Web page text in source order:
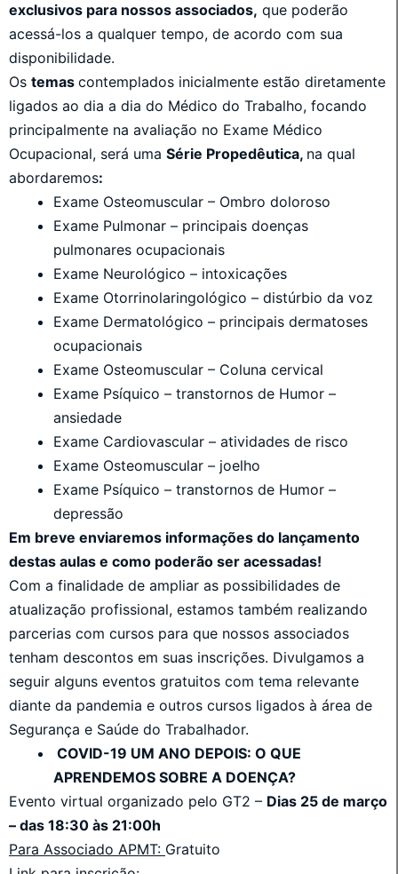
exclusivos para nossos associados, que poderão
acessá-los a qualquer tempo, de acordo com sua
disponibilidade.
Os temas contemplados inicialmente estão diretamente
ligados ao dia a dia do Médico do Trabalho, focando
principalmente na avaliação no Exame Médico
Ocupacional, será uma Série Propedêutica, na qual
abordaremos:
Exame Osteomuscular – Ombro doloroso
Exame Pulmonar – principais doenças
pulmonares ocupacionais
Exame Neurológico – intoxicações
Exame Otorrinolaringológico – distúrbio da voz
Exame Dermatológico – principais dermatoses
ocupacionais
Exame Osteomuscular – Coluna cervical
Exame Psíquico – transtornos de Humor –
ansiedade
Exame Cardiovascular – atividades de risco
Exame Osteomuscular – joelho
Exame Psíquico – transtornos de Humor –
depressão
Em breve enviaremos informações do lançamento
destas aulas e como poderão ser acessadas!
Com a finalidade de ampliar as possibilidades de
atualização profissional, estamos também realizando
parcerias com cursos para que nossos associados
tenham descontos em suas inscrições. Divulgamos a
seguir alguns eventos gratuitos com tema relevante
diante da pandemia e outros cursos ligados à área de
Segurança e Saúde do Trabalhador.
COVID-19 UM ANO DEPOIS: O QUE
APRENDEMOS SOBRE A DOENÇA?
Evento virtual organizado pelo GT2 – Dias 25 de março
– das 18:30 às 21:00h
Para Associado APMT: Gratuito